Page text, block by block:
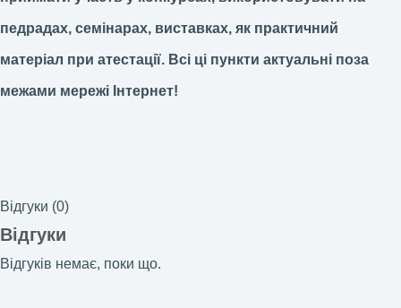
педрадах, семінарах, виставках, як практичний
матеріал при атестації. Всі ці пункти актуальні поза
межами мережі Інтернет!
Відгуки (0)
Відгуки
Відгуків немає, поки що.